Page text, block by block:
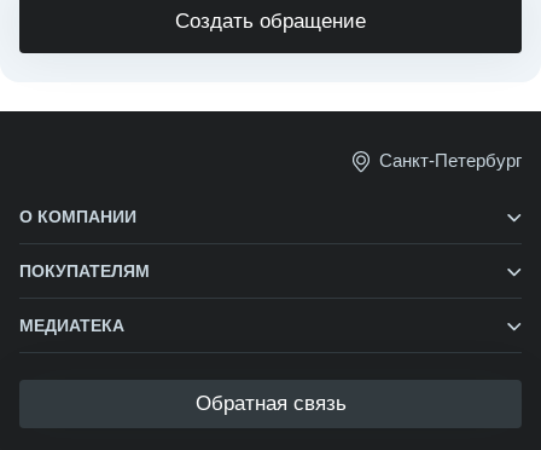
Создать обращение
Санкт-Петербург
О КОМПАНИИ
ПОКУПАТЕЛЯМ
МЕДИАТЕКА
Обратная связь